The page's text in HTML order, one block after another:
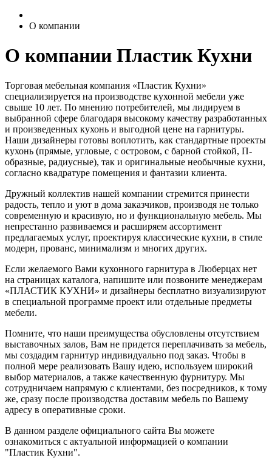
О компании
О компании Пластик Кухни
Торговая мебельная компания «Пластик Кухни»
специализируется на производстве кухонной мебели уже
свыше 10 лет. По мнению потребителей, мы лидируем в
выбранной сфере благодаря высокому качеству разработанных
и произведенных кухонь и выгодной цене на гарнитуры.
Наши дизайнеры готовы воплотить, как стандартные проекты
кухонь (прямые, угловые, с островом, с барной стойкой, П-
образные, радиусные), так и оригинальные необычные кухни,
согласно квадратуре помещения и фантазии клиента.
Дружный коллектив нашей компании стремится принести
радость, тепло и уют в дома заказчиков, производя не только
современную и красивую, но и функциональную мебель. Мы
непрестанно развиваемся и расширяем ассортимент
предлагаемых услуг, проектируя классические кухни, в стиле
модерн, прованс, минимализм и многих других.
Если желаемого Вами кухонного гарнитура в Люберцах нет
на страницах каталога, напишите или позвоните менеджерам
«ПЛАСТИК КУХНИ» и дизайнеры бесплатно визуализируют
в специальной программе проект или отдельные предметы
мебели.
Помните, что наши преимущества обусловлены отсутствием
выставочных залов, Вам не придется переплачивать за мебель,
мы создадим гарнитур индивидуально под заказ. Чтобы в
полной мере реализовать Вашу идею, используем широкий
выбор материалов, а также качественную фурнитуру. Мы
сотрудничаем напрямую с клиентами, без посредников, к тому
же, сразу после производства доставим мебель по Вашему
адресу в оперативные сроки.
В данном разделе официального сайта Вы можете
ознакомиться с актуальной информацией о компании
"Пластик Кухни".